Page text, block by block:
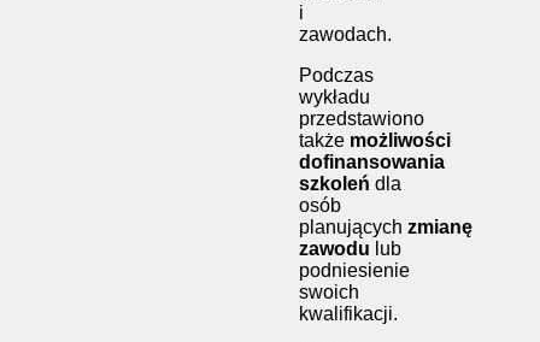
i
zawodach.
Podczas
wykładu
przedstawiono
także możliwości
dofinansowania
szkoleń dla
osób
planujących zmianę
zawodu lub
podniesienie
swoich
kwalifikacji.